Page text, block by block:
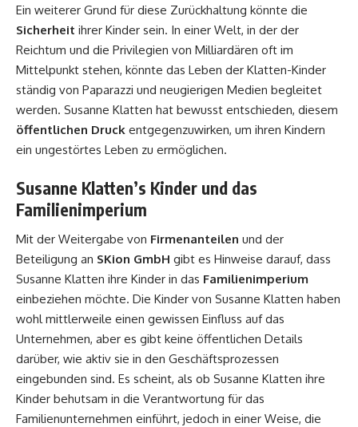
Ein weiterer Grund für diese Zurückhaltung könnte die
Sicherheit ihrer Kinder sein. In einer Welt, in der der
Reichtum und die Privilegien von Milliardären oft im
Mittelpunkt stehen, könnte das Leben der Klatten-Kinder
ständig von Paparazzi und neugierigen Medien begleitet
werden. Susanne Klatten hat bewusst entschieden, diesem
öffentlichen Druck entgegenzuwirken, um ihren Kindern
ein ungestörtes Leben zu ermöglichen.
Susanne Klatten’s Kinder und das
Familienimperium
Mit der Weitergabe von Firmenanteilen und der
Beteiligung an SKion GmbH gibt es Hinweise darauf, dass
Susanne Klatten ihre Kinder in das Familienimperium
einbeziehen möchte. Die Kinder von Susanne Klatten haben
wohl mittlerweile einen gewissen Einfluss auf das
Unternehmen, aber es gibt keine öffentlichen Details
darüber, wie aktiv sie in den Geschäftsprozessen
eingebunden sind. Es scheint, als ob Susanne Klatten ihre
Kinder behutsam in die Verantwortung für das
Familienunternehmen einführt, jedoch in einer Weise, die